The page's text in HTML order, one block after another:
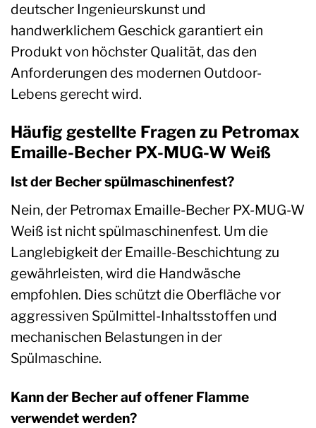
deutscher Ingenieurskunst und
handwerklichem Geschick garantiert ein
Produkt von höchster Qualität, das den
Anforderungen des modernen Outdoor-
Lebens gerecht wird.
Häufig gestellte Fragen zu Petromax
Emaille-Becher PX-MUG-W Weiß
Ist der Becher spülmaschinenfest?
Nein, der Petromax Emaille-Becher PX-MUG-W
Weiß ist nicht spülmaschinenfest. Um die
Langlebigkeit der Emaille-Beschichtung zu
gewährleisten, wird die Handwäsche
empfohlen. Dies schützt die Oberfläche vor
aggressiven Spülmittel-Inhaltsstoffen und
mechanischen Belastungen in der
Spülmaschine.
Kann der Becher auf offener Flamme
verwendet werden?